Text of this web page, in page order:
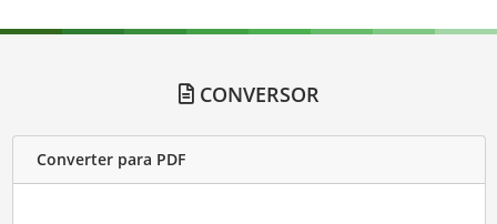
CONVERSOR
Converter para PDF